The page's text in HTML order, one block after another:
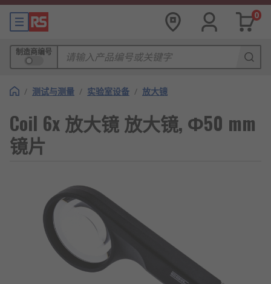
0
制造商编号
/ 测试与测量 / 实验室设备 / 放大镜
Coil 6x 放大镜 放大镜, Φ50 mm
镜片